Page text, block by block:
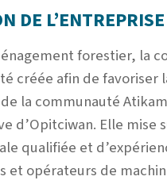
DE L’ENTREPRISE
forestier, la
créée afin de favoriser
la communauté
d’Opitciwan. Elle mise
qualifiée et
et opérateurs de